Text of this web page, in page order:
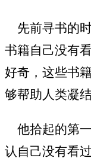
先前寻书的
书籍自己没有
好奇，这些书
够帮助人类凝结
他拾起的第
认自己没有看